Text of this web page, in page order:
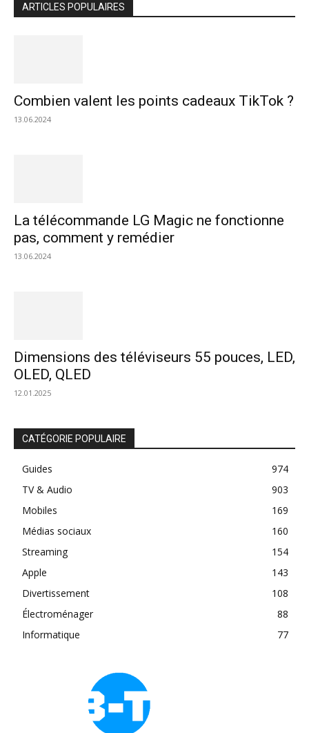
ARTICLES POPULAIRES
Combien valent les points cadeaux TikTok ?
13.06.2024
La télécommande LG Magic ne fonctionne
pas, comment y remédier
13.06.2024
Dimensions des téléviseurs 55 pouces, LED,
OLED, QLED
12.01.2025
CATÉGORIE POPULAIRE
Guides
974
TV & Audio
903
Mobiles
169
Médias sociaux
160
Streaming
154
Apple
143
Divertissement
108
Électroménager
88
Informatique
77